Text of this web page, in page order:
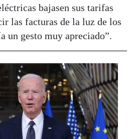
bajasen sus tarifas
las facturas de la luz de los
un gesto muy apreciado”.